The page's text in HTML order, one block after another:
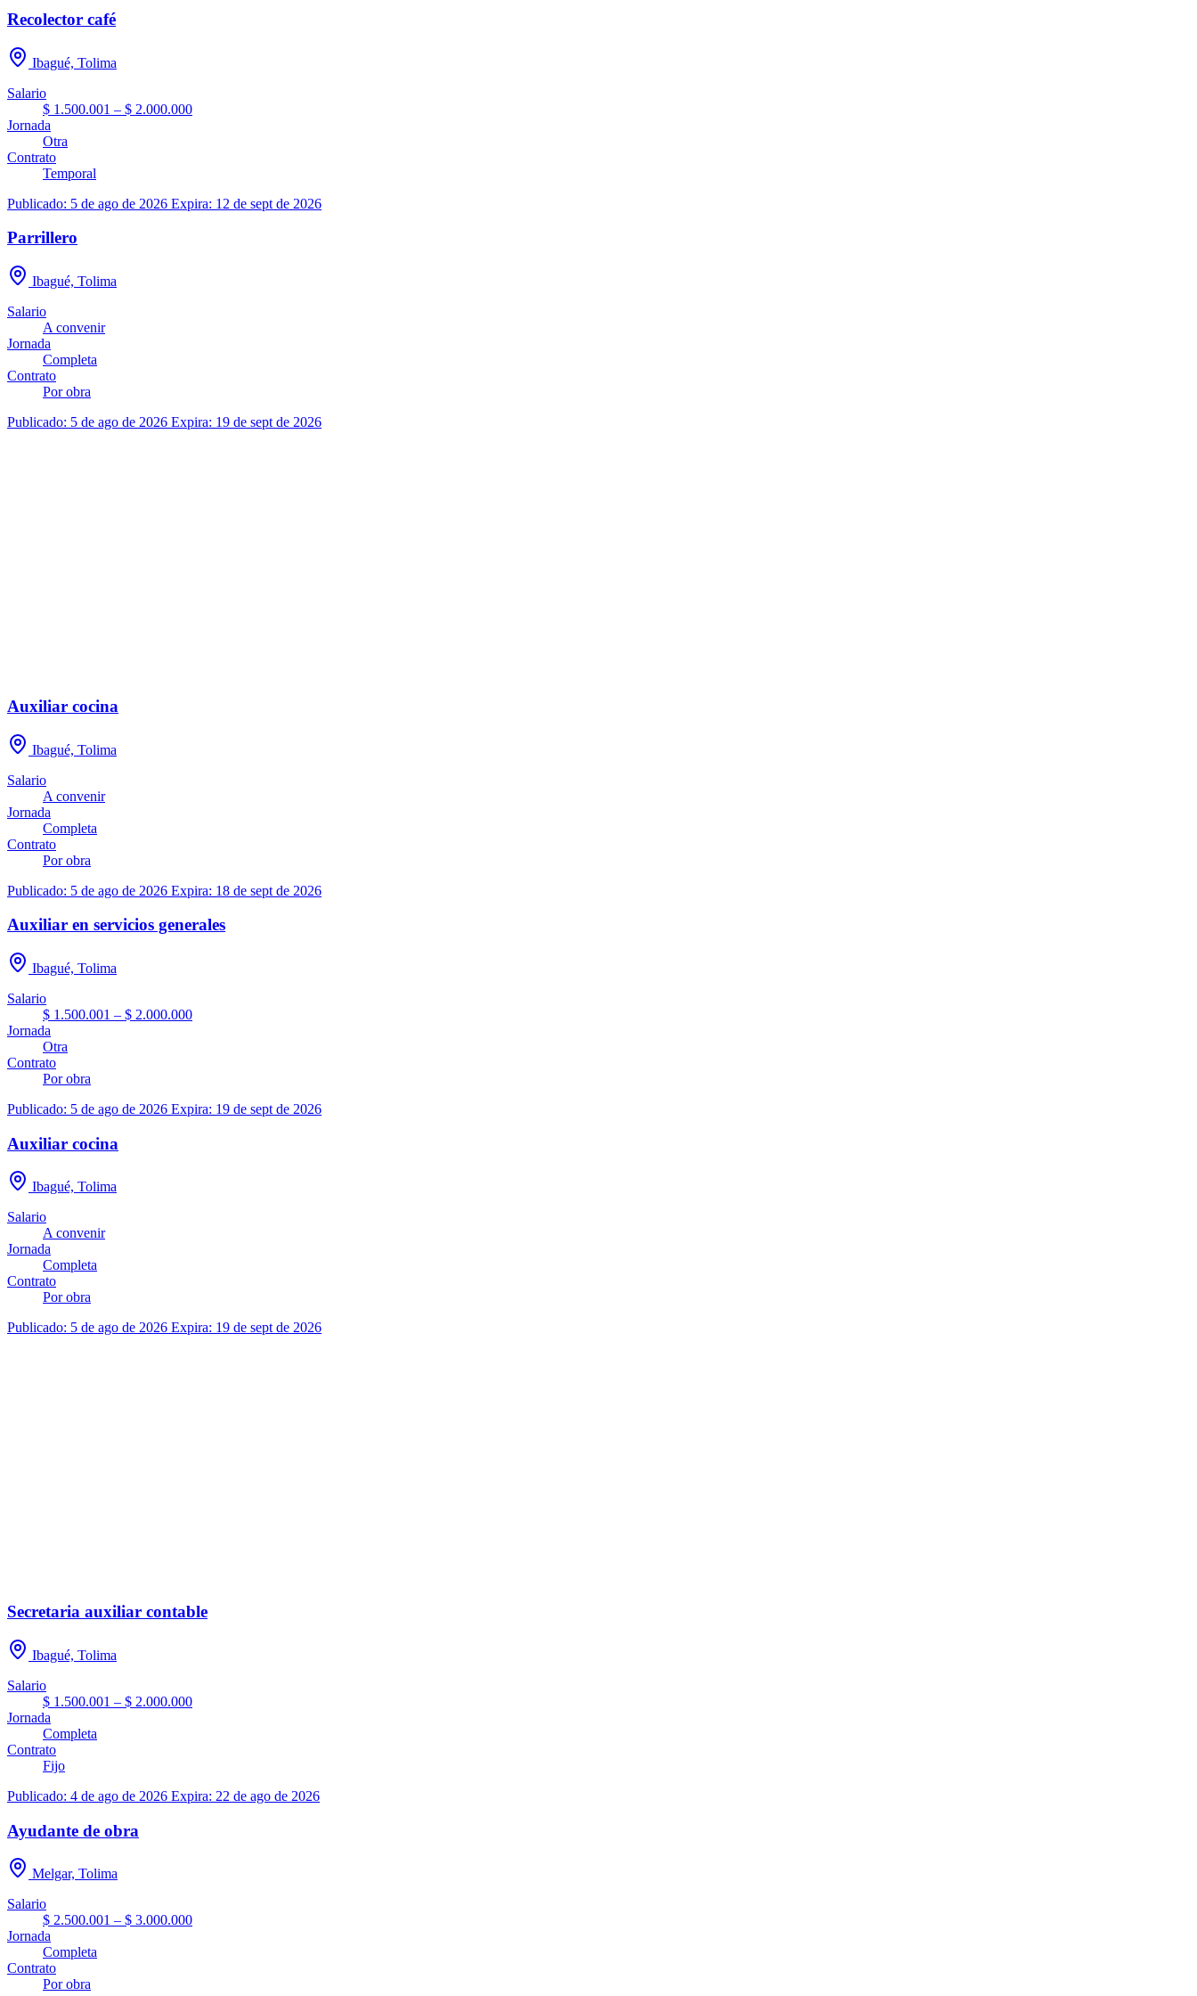
Recolector café
Ibagué, Tolima
Salario
$ 1.500.001 – $ 2.000.000
Jornada
Otra
Contrato
Temporal
Publicado: 5 de ago de 2026 Expira: 12 de sept de 2026
Parrillero
Ibagué, Tolima
Salario
A convenir
Jornada
Completa
Contrato
Por obra
Publicado: 5 de ago de 2026 Expira: 19 de sept de 2026
Auxiliar cocina
Ibagué, Tolima
Salario
A convenir
Jornada
Completa
Contrato
Por obra
Publicado: 5 de ago de 2026 Expira: 18 de sept de 2026
Auxiliar en servicios generales
Ibagué, Tolima
Salario
$ 1.500.001 – $ 2.000.000
Jornada
Otra
Contrato
Por obra
Publicado: 5 de ago de 2026 Expira: 19 de sept de 2026
Auxiliar cocina
Ibagué, Tolima
Salario
A convenir
Jornada
Completa
Contrato
Por obra
Publicado: 5 de ago de 2026 Expira: 19 de sept de 2026
Secretaria auxiliar contable
Ibagué, Tolima
Salario
$ 1.500.001 – $ 2.000.000
Jornada
Completa
Contrato
Fijo
Publicado: 4 de ago de 2026 Expira: 22 de ago de 2026
Ayudante de obra
Melgar, Tolima
Salario
$ 2.500.001 – $ 3.000.000
Jornada
Completa
Contrato
Por obra